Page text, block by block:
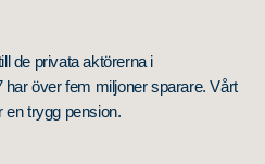
de privata aktörerna i
över fem miljoner sparare. Vårt
en trygg pension.